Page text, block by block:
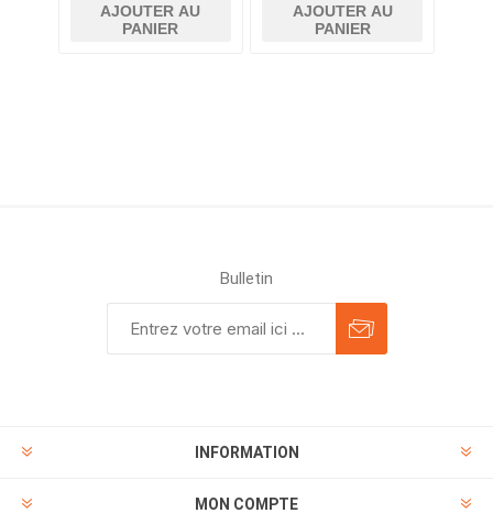
AJOUTER AU
PANIER
AJOUTER AU
PANIER
Bulletin
INFORMATION
MON COMPTE